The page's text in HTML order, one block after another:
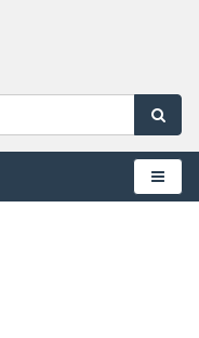
Menú